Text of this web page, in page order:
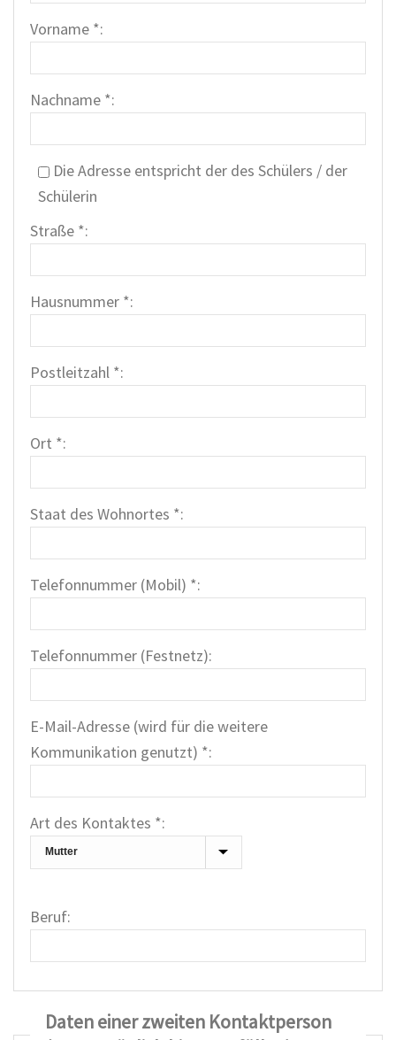
Vorname *:
Nachname *:
Die Adresse entspricht der des Schülers / der
Schülerin
Straße *:
Hausnummer *:
Postleitzahl *:
Ort *:
Staat des Wohnortes *:
Telefonnummer (Mobil) *:
Telefonnummer (Festnetz):
E-Mail-Adresse (wird für die weitere
Kommunikation genutzt) *:
Art des Kontaktes *:
Beruf:
Daten einer zweiten Kontaktperson